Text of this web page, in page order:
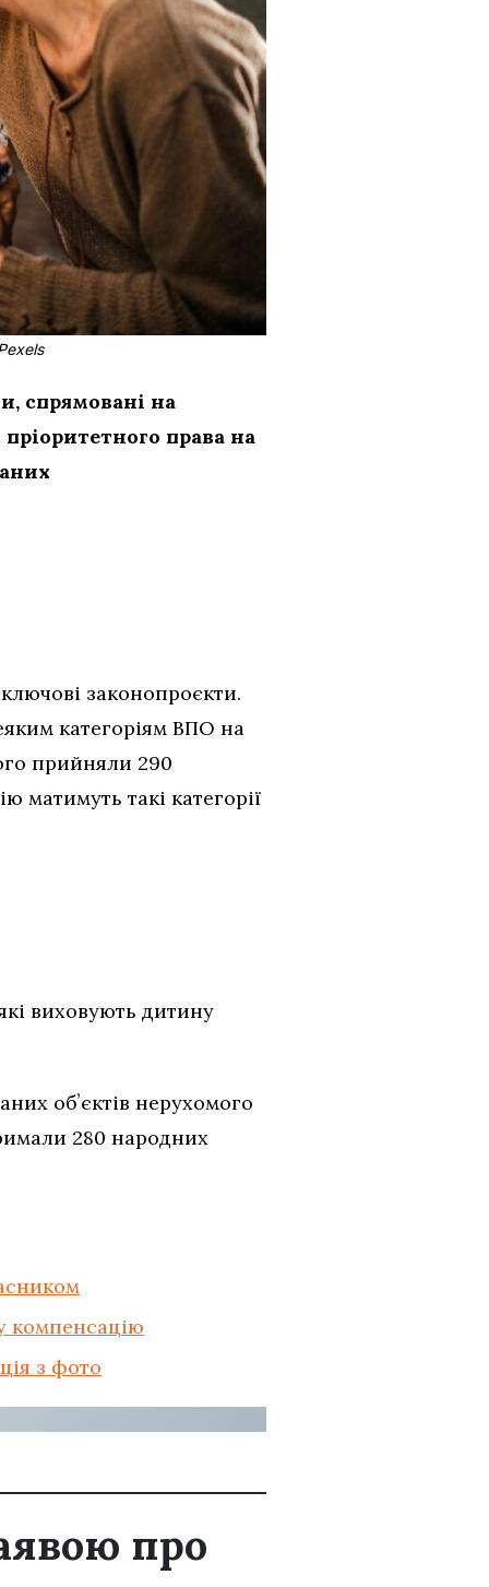
спрямовані на
права на
законопроєкти.
категоріям ВПО на
прийняли 290
матимуть такі категорії
виховують дитину
обʼєктів нерухомого
280 народних
компенсацію
з фото
про